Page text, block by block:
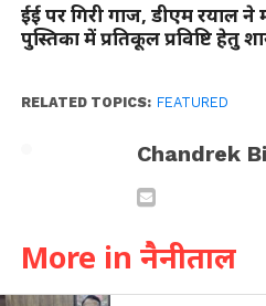
ईई पर गिरी गाज, डीएम रयाल ने
पुस्तिका में प्रतिकूल प्रविष्टि हेतु
RELATED TOPICS: FEATURED
Chandrek
More in नैनीताल